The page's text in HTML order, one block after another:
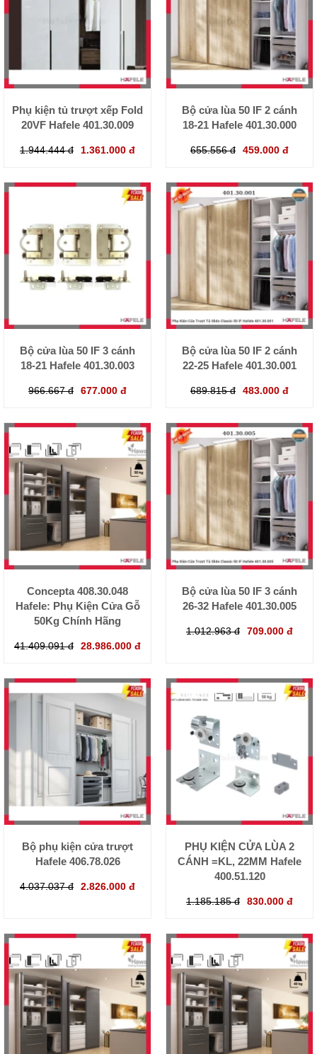
Phụ kiện tủ trượt xếp Fold
20VF Hafele 401.30.009
1.944.444 đ 1.361.000 đ
Bộ cửa lùa 50 IF 2 cánh
18-21 Hafele 401.30.000
655.556 đ 459.000 đ
Bộ cửa lùa 50 IF 3 cánh
18-21 Hafele 401.30.003
966.667 đ 677.000 đ
Bộ cửa lùa 50 IF 2 cánh
22-25 Hafele 401.30.001
689.815 đ 483.000 đ
Concepta 408.30.048
Hafele: Phụ Kiện Cửa Gỗ
50Kg Chính Hãng
41.409.091 đ 28.986.000 đ
Bộ cửa lùa 50 IF 3 cánh
26-32 Hafele 401.30.005
1.012.963 đ 709.000 đ
Bộ phụ kiện cửa trượt
Hafele 406.78.026
4.037.037 đ 2.826.000 đ
PHỤ KIỆN CỬA LÙA 2
CÁNH =KL, 22MM Hafele
400.51.120
1.185.185 đ 830.000 đ